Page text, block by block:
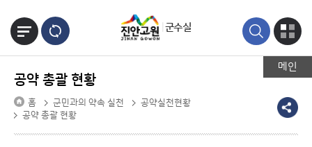
메인
군수실
공약 총괄 현황
홈 군민과의 약속 실천
공약실천현황
공약 총괄 현황